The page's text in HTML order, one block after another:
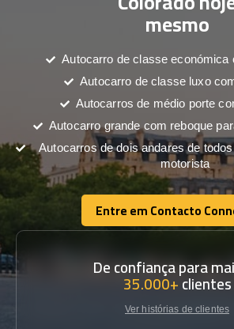
mesmo
Autocarro de classe económica
Autocarro de classe luxo
Autocarros de médio porte
Autocarro grande com reboque
Autocarros de dois andares de
motorista
Entre em Contacto
Entre em Contacto
De confiança para
35.000+clientes
Ver histórias de clientes